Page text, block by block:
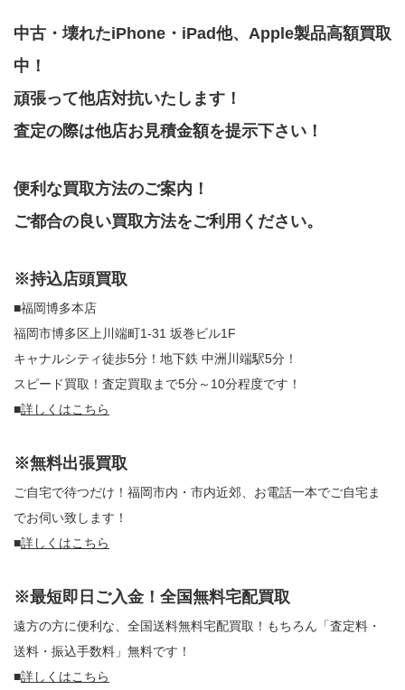
中古・壊れたiPhone・iPad他、Apple製品高額買取
中！
頑張って他店対抗いたします！
査定の際は他店お見積金額を提示下さい！
便利な買取方法のご案内！
ご都合の良い買取方法をご利用ください。
※持込店頭買取
■福岡博多本店
福岡市博多区上川端町1-31 坂巻ビル1F
キャナルシティ徒歩5分！地下鉄 中洲川端駅5分！
スピード買取！査定買取まで5分～10分程度です！
■詳しくはこちら
※無料出張買取
ご自宅で待つだけ！福岡市内・市内近郊、お電話一本でご自宅ま
でお伺い致します！
■詳しくはこちら
※最短即日ご入金！全国無料宅配買取
遠方の方に便利な、全国送料無料宅配買取！もちろん「査定料・
送料・振込手数料」無料です！
■詳しくはこちら